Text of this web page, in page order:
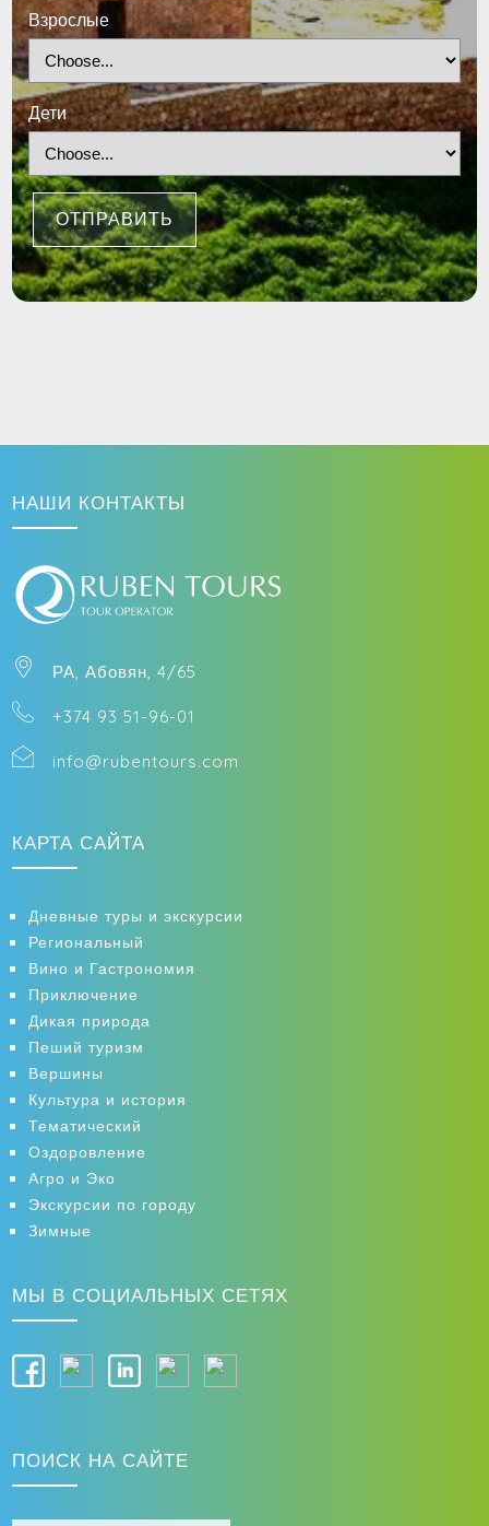
Взрослые
Дети
ОТПРАВИТЬ
НАШИ КОНТАКТЫ
РА, Абовян, 4/65
+374 93 51-96-01
info@rubentours.com
КАРТА САЙТА
Дневные туры и экскурсии
Региональный
Вино и Гастрономия
Приключение
Дикая природа
Пеший туризм
Вершины
Культура и история
Тематический
Оздоровление
Агро и Эко
Экскурсии по городу
Зимные
МЫ В СОЦИАЛЬНЫХ СЕТЯХ
ПОИСК НА САЙТЕ